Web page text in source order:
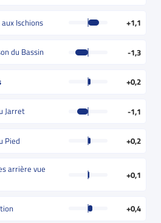
Ischions +1,1
du Bassin -1,3
+0,2
Jarret -1,1
Pied +0,2
arrière vue
+0,1
+0,4